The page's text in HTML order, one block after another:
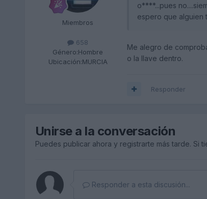
Miembros
658
Género:Hombre
Ubicación:MURCIA
o****...pues
espero que alguien
Me alegro de
o la llave dentro.
Responder
Unirse a la conversación
Puedes publicar ahora y registrarte más tarde. Si
Responder a esta discusión...